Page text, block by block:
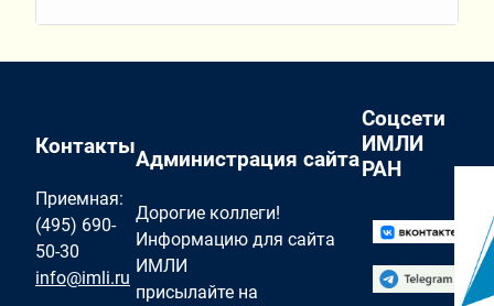
Контакты
Приемная:
(495) 690-
50-30
info@imli.ru
Администрация сайта
Дорогие коллеги!
Информацию для сайта
ИМЛИ
присылайте на
Соцсети
ИМЛИ
РАН